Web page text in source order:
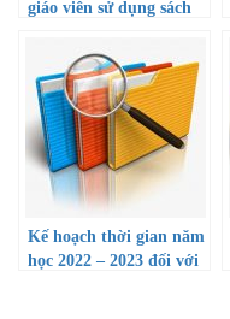
giáo viên sử dụng sách
học 2022 – 2023
Kế hoạch thời gian năm
học 2022 – 2023 đối với